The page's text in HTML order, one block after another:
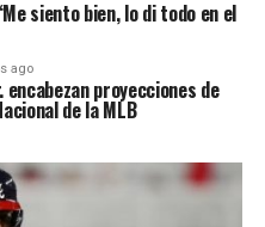
siento bien, lo di todo en el
ago
encabezan proyecciones de
de la MLB